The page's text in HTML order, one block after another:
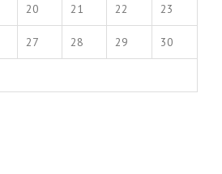
20 21 22 23
27 28 29 30